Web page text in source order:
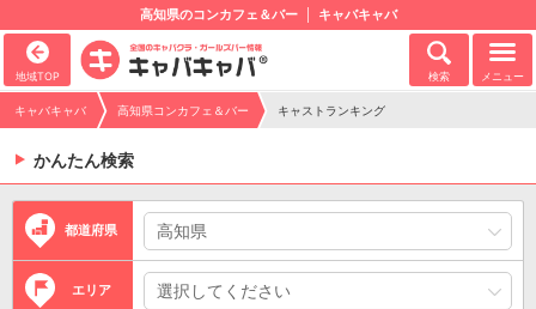
高知県のコンカフェ＆バー キャバキャバ
地域TOP 検索 メニュー
キャバキャバ 高知県コンカフェ＆バー キャストランキング
かんたん検索
都道府県
エリア